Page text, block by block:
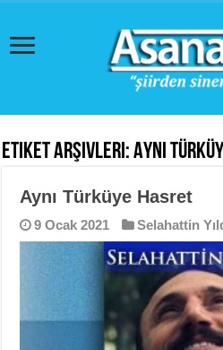
Etiket Arşivleri:Aynı
Aynı Türküye Hasret
9 Ocak 2021 Selahattin